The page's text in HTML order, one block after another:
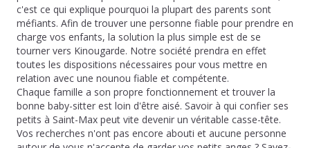
c'est ce qui explique pourquoi la plupart des parents sont
méfiants. Afin de trouver une personne fiable pour prendre en
charge vos enfants, la solution la plus simple est de se
tourner vers Kinougarde. Notre société prendra en effet
toutes les dispositions nécessaires pour vous mettre en
relation avec une nounou fiable et compétente.
Chaque famille a son propre fonctionnement et trouver la
bonne baby-sitter est loin d'être aisé. Savoir à qui confier ses
petits à Saint-Max peut vite devenir un véritable casse-tête.
Vos recherches n'ont pas encore abouti et aucune personne